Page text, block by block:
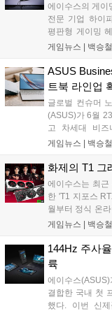
에이수스의 게이
전문 기업 하이
평판형 게이밍
은 표면 전체가
드 공간감을 극
붐 마이크와 다
랫폼에서 정밀
게임뉴스 | 백승철
ASUS
트북 라인업
글로벌 컨슈머
(ASUS)가 6월
고 차세대 비즈
(ExpertBook
작업 및 그래픽
트북 울트라를
통해 당일부터
게임뉴스 | 백승철
화제의 T1 그
에이수스는 최
한 'T1 지포스
월부터 정식 온
우드 펀딩 플랫
적용해 소장 가
게임뉴스 | 백승철
144Hz 주사
륙
에이수스
결합한 국내 첫
했다. 이번 신